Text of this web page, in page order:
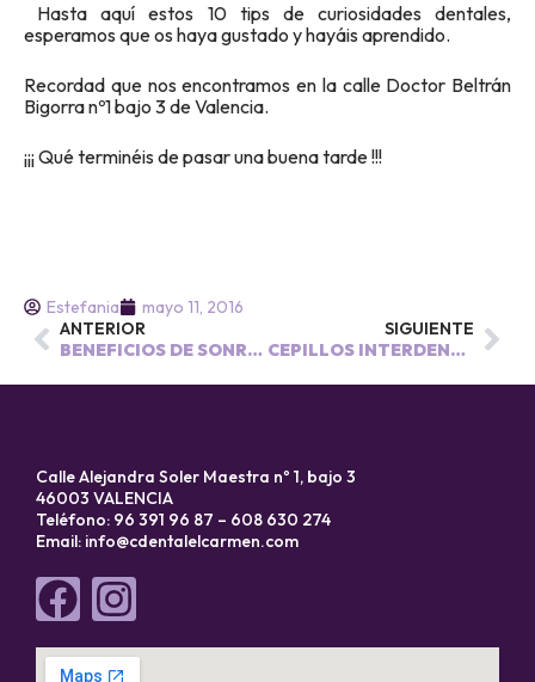
Hasta aquí estos 10 tips de curiosidades dentales,
esperamos que os haya gustado y hayáis aprendido.
Recordad que nos encontramos en la calle Doctor Beltrán
Bigorra nº1 bajo 3 de Valencia.
¡¡¡ Qué terminéis de pasar una buena tarde !!!
Estefania
mayo 11, 2016
ANTERIOR
BENEFICIOS DE SONREíR
SIGUIENTE
CEPILLOS INTERDENTALES. ¿ CÓMO UTILIZARLOS?
Calle Alejandra Soler Maestra nº 1, bajo 3
46003 VALENCIA
Teléfono: 96 391 96 87 – 608 630 274
Email: info@cdentalelcarmen.com